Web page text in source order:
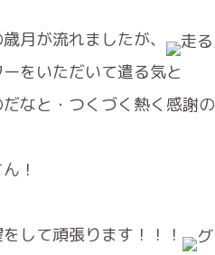
月が流れましたが、
をいただいて遣る気と
なと・つくづく熱く感謝の
！
して頑張ります！！！